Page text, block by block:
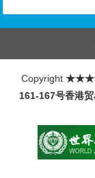
Copyright
161-167号香港